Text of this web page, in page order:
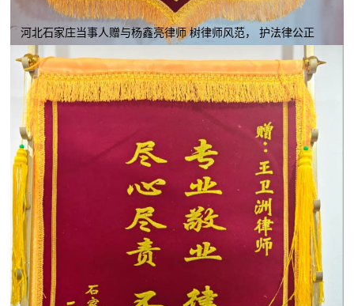
河北石家庄当事人赠与杨鑫亮律师 树律师风范， 护法律公正